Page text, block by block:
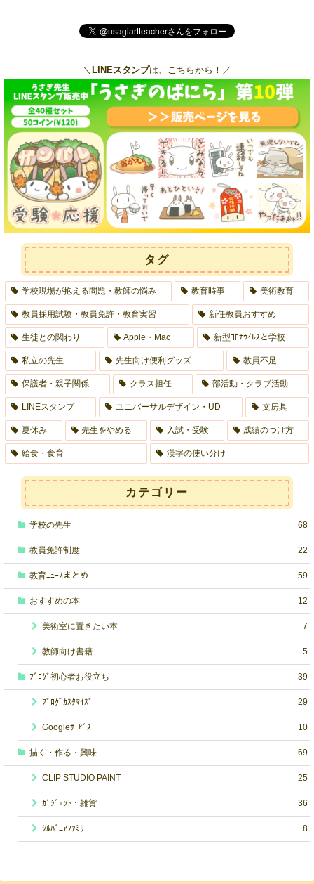
＼ LINEスタンプは、こちらから！／
タグ
学校現場が抱える問題・教師の悩み 教育時事 美術教育
教員採用試験・教員免許・教育実習 新任教員おすすめ
生徒との関わり Apple・Mac 新型ｺﾛﾅｳｲﾙｽと学校
私立の先生 先生向け便利グッズ 教員不足
保護者・親子関係 クラス担任 部活動・クラブ活動
LINEスタンプ ユニバーサルデザイン・UD 文房具
夏休み 先生をやめる 入試・受験 成績のつけ方
給食・食育 漢字の使い分け
カテゴリー
学校の先生 68
教員免許制度 22
教育ﾆｭｰｽまとめ 59
おすすめの本 12
美術室に置きたい本 7
教師向け書籍 5
ﾌﾞﾛｸﾞ初心者お役立ち 39
ﾌﾞﾛｸﾞｶｽﾀﾏｲｽﾞ 29
Googleｻｰﾋﾞｽ 10
描く・作る・興味 69
CLIP STUDIO PAINT 25
ｶﾞｼﾞｪｯﾄ・雑貨 36
ｼﾙﾊﾞﾆｱﾌｧﾐﾘｰ 8